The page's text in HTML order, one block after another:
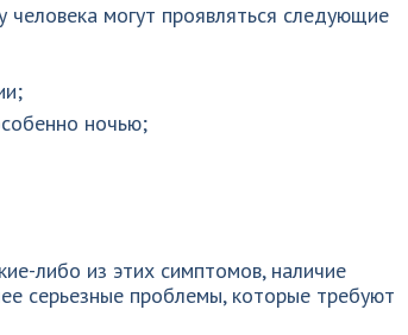
человека могут проявляться следующие
ночью;
либо из этих симптомов, наличие
серьезные проблемы, которые требуют